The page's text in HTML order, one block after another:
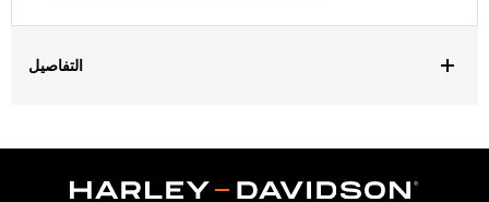
التفاصيل
Sold In Units:Each